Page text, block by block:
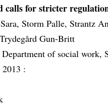
calls for stricter
Storm Palle, Strantz
Gun-Britt
of social work,
2013 :